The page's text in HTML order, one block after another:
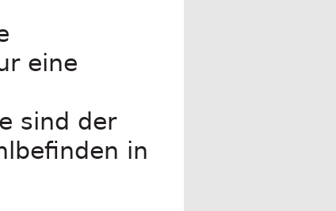
eine
sind der
in